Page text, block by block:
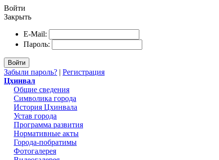
Войти
Закрыть
E-Mail:
Пароль:
Войти
Забыли пароль? | Регистрация
Цхинвал
Общие сведения
Символика города
История Цхинвала
Устав города
Программа развития
Нормативные акты
Города-побратимы
Фотогалерея